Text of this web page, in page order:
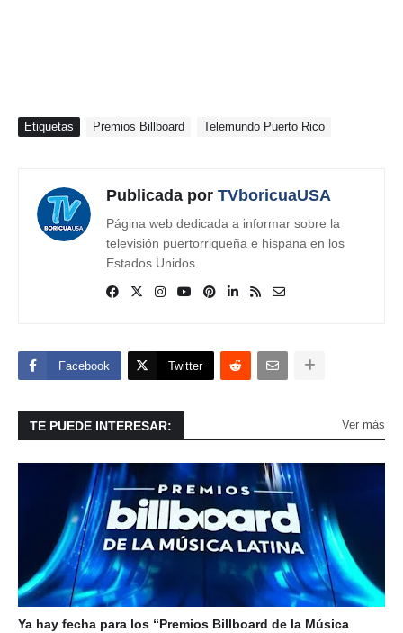
Etiquetas Premios Billboard Telemundo Puerto Rico
Publicada por TVboricuaUSA
Página web dedicada a informar sobre la
televisión puertorriqueña e hispana en los
Estados Unidos.
Facebook Twitter
TE PUEDE INTERESAR: Ver más
Ya hay fecha para los “Premios Billboard de la Música